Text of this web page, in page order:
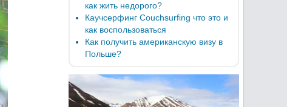
как жить недорого?
Каучсерфинг Couchsurfing что это и
как воспользоваться
Как получить американскую визу в
Польше?